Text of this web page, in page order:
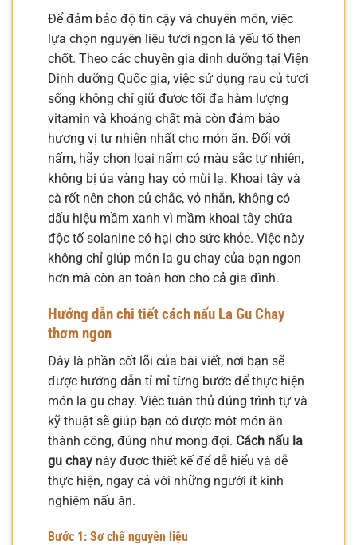
Để đảm bảo độ tin cậy và chuyên môn, việc
lựa chọn nguyên liệu tươi ngon là yếu tố then
chốt. Theo các chuyên gia dinh dưỡng tại Viện
Dinh dưỡng Quốc gia, việc sử dụng rau củ tươi
sống không chỉ giữ được tối đa hàm lượng
vitamin và khoáng chất mà còn đảm bảo
hương vị tự nhiên nhất cho món ăn. Đối với
nấm, hãy chọn loại nấm có màu sắc tự nhiên,
không bị úa vàng hay có mùi lạ. Khoai tây và
cà rốt nên chọn củ chắc, vỏ nhẵn, không có
dấu hiệu mầm xanh vì mầm khoai tây chứa
độc tố solanine có hại cho sức khỏe. Việc này
không chỉ giúp món la gu chay của bạn ngon
hơn mà còn an toàn hơn cho cả gia đình.
Hướng dẫn chi tiết cách nấu La Gu Chay
thơm ngon
Đây là phần cốt lõi của bài viết, nơi bạn sẽ
được hướng dẫn tỉ mỉ từng bước để thực hiện
món la gu chay. Việc tuân thủ đúng trình tự và
kỹ thuật sẽ giúp bạn có được một món ăn
thành công, đúng như mong đợi. Cách nấu la
gu chay này được thiết kế để dễ hiểu và dễ
thực hiện, ngay cả với những người ít kinh
nghiệm nấu ăn.
Bước 1: Sơ chế nguyên liệu